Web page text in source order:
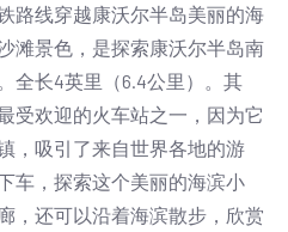
路线穿越康沃尔半岛美丽的海
滩景色，是探索康沃尔半岛南
全长4英里（6.4公里）。其
受欢迎的火车站之一，因为它
，吸引了来自世界各地的游
车，探索这个美丽的海滨小
，还可以沿着海滨散步，欣赏